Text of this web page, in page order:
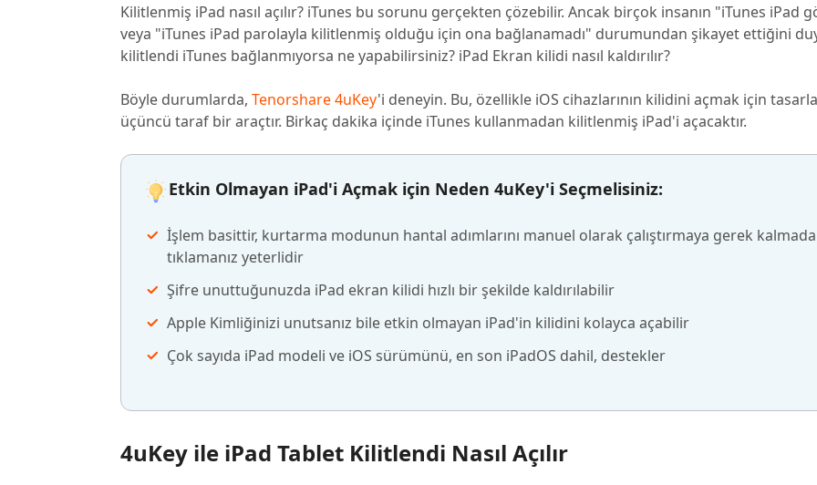
Kilitlenmiş iPad nasıl açılır? iTunes bu sorunu gerçekten çözebilir. Ancak birçok insanın "iTunes iPad
veya "iTunes iPad parolayla kilitlenmiş olduğu için ona bağlanamadı" durumundan şikayet ettiğini
kilitlendi iTunes bağlanmıyorsa ne yapabilirsiniz? iPad Ekran kilidi nasıl kaldırılır?
Böyle durumlarda, Tenorshare 4uKey'i deneyin. Bu, özellikle iOS cihazlarının kilidini açmak için
üçüncü taraf bir araçtır. Birkaç dakika içinde iTunes kullanmadan kilitlenmiş iPad'i açacaktır.
Etkin Olmayan iPad'i Açmak için Neden 4uKey'i Seçmelisiniz:
İşlem basittir, kurtarma modunun hantal adımlarını manuel olarak çalıştırmaya gerek
tıklamanız yeterlidir
Şifre unuttuğunuzda iPad ekran kilidi hızlı bir şekilde kaldırılabilir
Apple Kimliğinizi unutsanız bile etkin olmayan iPad'in kilidini kolayca açabilir
Çok sayıda iPad modeli ve iOS sürümünü, en son iPadOS dahil, destekler
4uKey ile iPad Tablet Kilitlendi Nasıl Açılır